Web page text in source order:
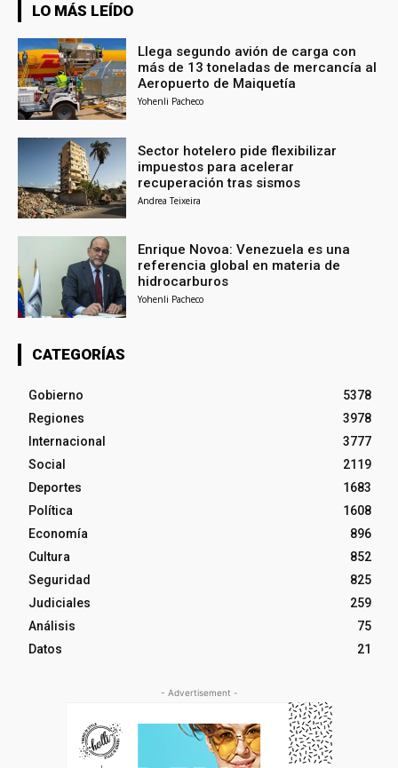
LO MÁS LEÍDO
Llega segundo avión de carga con
más de 13 toneladas de mercancía al
Aeropuerto de Maiquetía
Yohenli Pacheco
Sector hotelero pide flexibilizar
impuestos para acelerar
recuperación tras sismos
Andrea Teixeira
Enrique Novoa: Venezuela es una
referencia global en materia de
hidrocarburos
Yohenli Pacheco
CATEGORÍAS
Gobierno
5378
Regiones
3978
Internacional
3777
Social
2119
Deportes
1683
Política
1608
Economía
896
Cultura
852
Seguridad
825
Judiciales
259
Análisis
75
Datos
21
- Advertisement -